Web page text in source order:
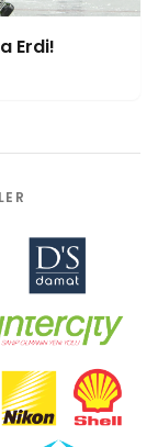
Erdi!